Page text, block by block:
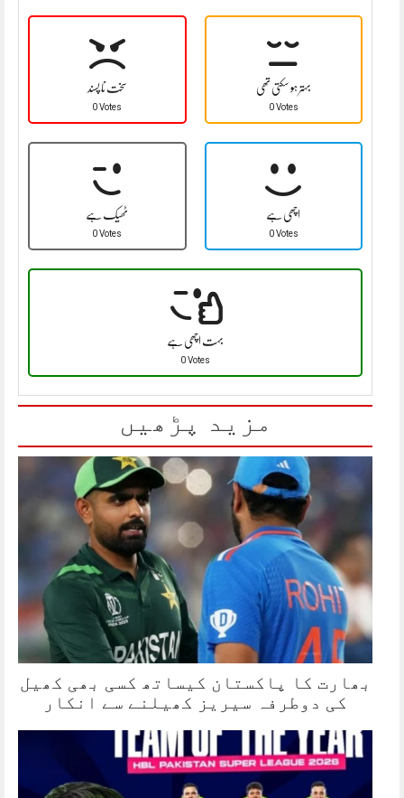
سخت نا پسند
0 Votes
بہتر ہو سکتی تھی
0 Votes
ٹھیک ہے
0 Votes
اچھی ہے
0 Votes
بہت اچھی ہے
0 Votes
مزید پڑھیں
بھارت کا پاکستان کیساتھ کسی بھی کھیل
کی دوطرفہ سیریز کھیلنے سے انکار